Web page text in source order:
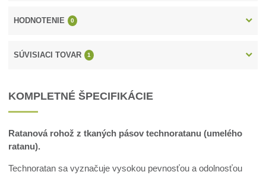
HODNOTENIE 0
SÚVISIACI TOVAR 1
KOMPLETNÉ ŠPECIFIKÁCIE
Ratanová rohož z tkaných pásov technoratanu (umelého
ratanu).
Technoratan sa vyznačuje vysokou pevnosťou a odolnosťou